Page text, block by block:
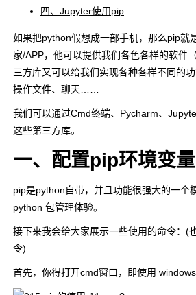
四、Jupyter使用pip
如果把python假想成一部手机，那么pip就
家/APP，他可以提供我们各色各样的软件
三方库又可以给我们实现各种各样不同的功
操作文件、聊天……
我们可以通过Cmd终端、Pycharm、
这些第三方库。
一、配置pip环境变量
pip是python自带，并且功能很强大的一个
python 包管理体验。
接下来我会给大家展示一些使用的命令：(
令)
首先，你得打开cmd窗口，即使用